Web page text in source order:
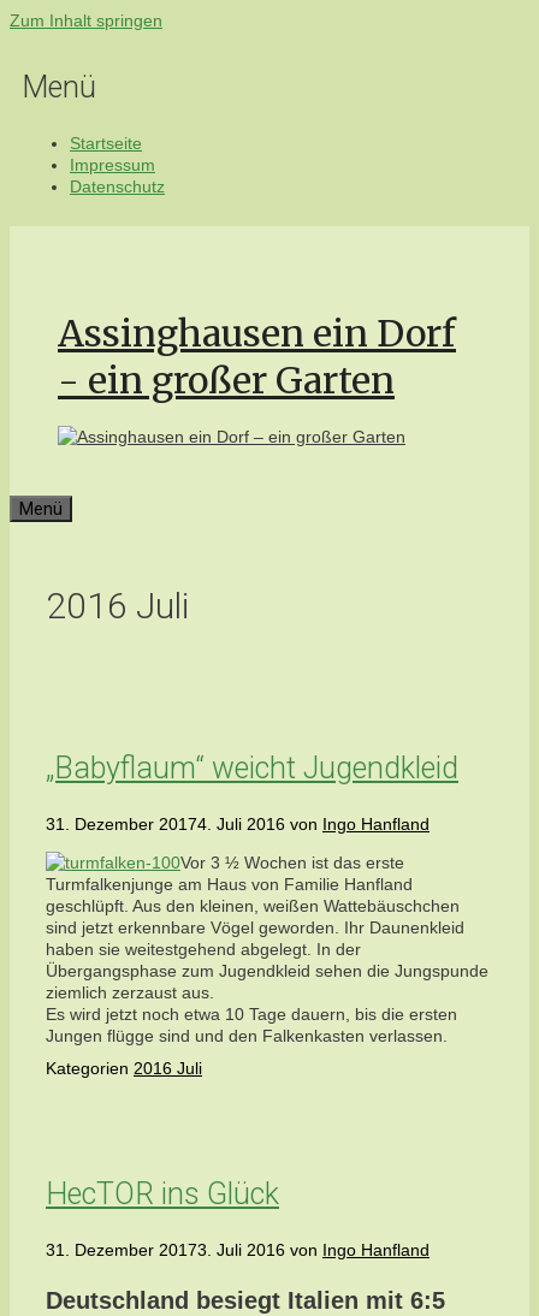
Zum Inhalt springen
Menü
Startseite
Impressum
Datenschutz
Assinghausen ein Dorf
- ein großer Garten
Menü
2016 Juli
„Babyflaum“ weicht Jugendkleid
31. Dezember 20174. Juli 2016 von Ingo Hanfland
Vor 3 ½ Wochen ist das erste
Turmfalkenjunge am Haus von Familie Hanfland
geschlüpft. Aus den kleinen, weißen Wattebäuschchen
sind jetzt erkennbare Vögel geworden. Ihr Daunenkleid
haben sie weitestgehend abgelegt. In der
Übergangsphase zum Jugendkleid sehen die Jungspunde
ziemlich zerzaust aus.
Es wird jetzt noch etwa 10 Tage dauern, bis die ersten
Jungen flügge sind und den Falkenkasten verlassen.
Kategorien 2016 Juli
HecTOR ins Glück
31. Dezember 20173. Juli 2016 von Ingo Hanfland
Deutschland besiegt Italien mit 6:5